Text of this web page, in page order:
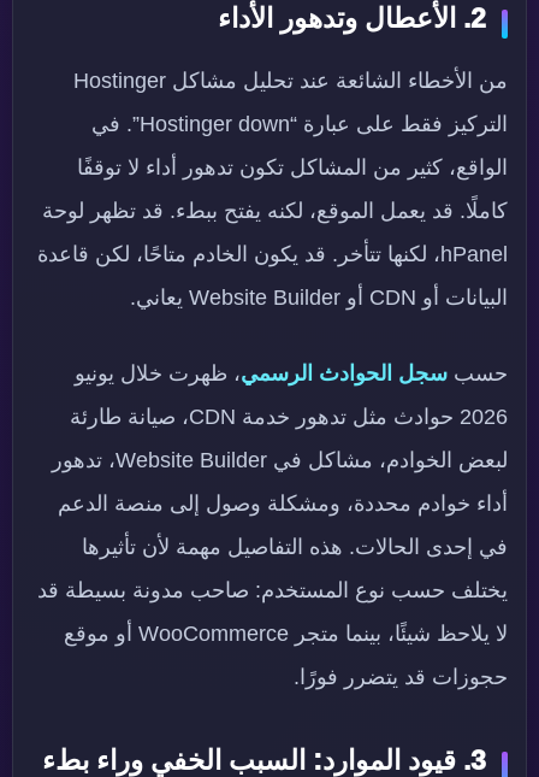
2. الأعطال وتدهور الأداء
من الأخطاء الشائعة عند تحليل مشاكل Hostinger
التركيز فقط على عبارة “Hostinger down”. في
الواقع، كثير من المشاكل تكون تدهور أداء لا توقفًا
كاملًا. قد يعمل الموقع، لكنه يفتح ببطء. قد تظهر لوحة
hPanel، لكنها تتأخر. قد يكون الخادم متاحًا، لكن قاعدة
البيانات أو CDN أو Website Builder يعاني.
حسب سجل الحوادث الرسمي، ظهرت خلال يونيو
2026 حوادث مثل تدهور خدمة CDN، صيانة طارئة
لبعض الخوادم، مشاكل في Website Builder، تدهور
أداء خوادم محددة، ومشكلة وصول إلى منصة الدعم
في إحدى الحالات. هذه التفاصيل مهمة لأن تأثيرها
يختلف حسب نوع المستخدم: صاحب مدونة بسيطة قد
لا يلاحظ شيئًا، بينما متجر WooCommerce أو موقع
حجوزات قد يتضرر فورًا.
3. قيود الموارد: السبب الخفي وراء بطء